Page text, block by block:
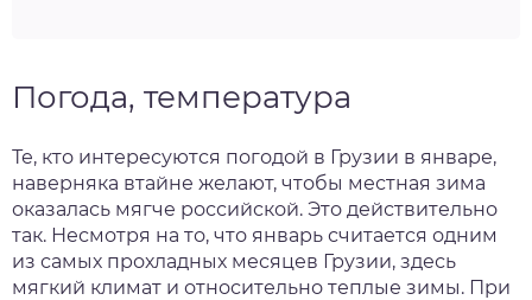
Погода, температура
Те, кто интересуются погодой в Грузии в январе,
наверняка втайне желают, чтобы местная зима
оказалась мягче российской. Это действительно
так. Несмотря на то, что январь считается одним
из самых прохладных месяцев Грузии, здесь
мягкий климат и относительно теплые зимы. При